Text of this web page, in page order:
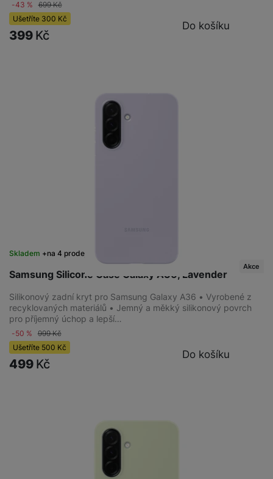
-43 % 699Kč
Ušetříte 300 Kč
399 Kč
Do košíku
Samsung Silicone Case Galaxy A36, Lavender
Skladem na 4 prodejnách
Akce
Silikonový zadní kryt pro Samsung Galaxy A36 • Vyrobené z
recyklovaných materiálů • Jemný a měkký silikonový povrch
pro příjemný úchop a lepší…
-50 % 999Kč
Ušetříte 500 Kč
499 Kč
Do košíku